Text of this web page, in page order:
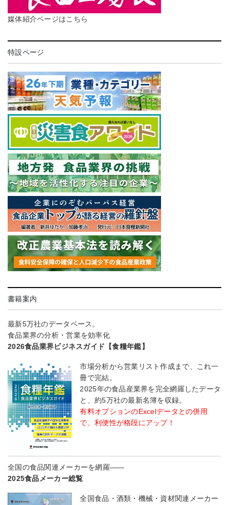
媒体紹介ページはこちら
特設ページ
書籍案内
最新5万社のデータベース。
食品業界の分析・営業を効率化
2026食品業界ビジネスガイド【食糧年鑑】
市場分析から営業リスト作成まで、これ一
冊で完結。
2025年の食品産業界を完全網羅したデータ
と、約5万社の最新名簿を収録。
有料オプションのExcelデータとの併用
で、利便性が格段にアップ！
全国の食品関連メーカーを網羅――
2025食品メーカー総覧
全国食品・酒類・機械・資材関連メーカー